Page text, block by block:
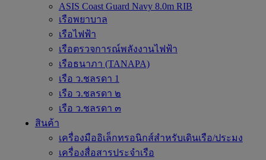
ASIS Coast Guard Navy 8.0m RIB
เรือพยาบาล
เรือไฟฟ้า
เรือตรวจการณ์พลังงานไฟฟ้า
เรือธนาภา (TANAPA)
เรือ ว.ชลรดา 1
เรือ ว.ชลรดา ๒
เรือ ว.ชลรดา ๓
สินค้า
เครื่องมืออิเล็กทรอนิกส์สำหรับเดินเรือ/ประมง
เครื่องสื่อสารประจำเรือ